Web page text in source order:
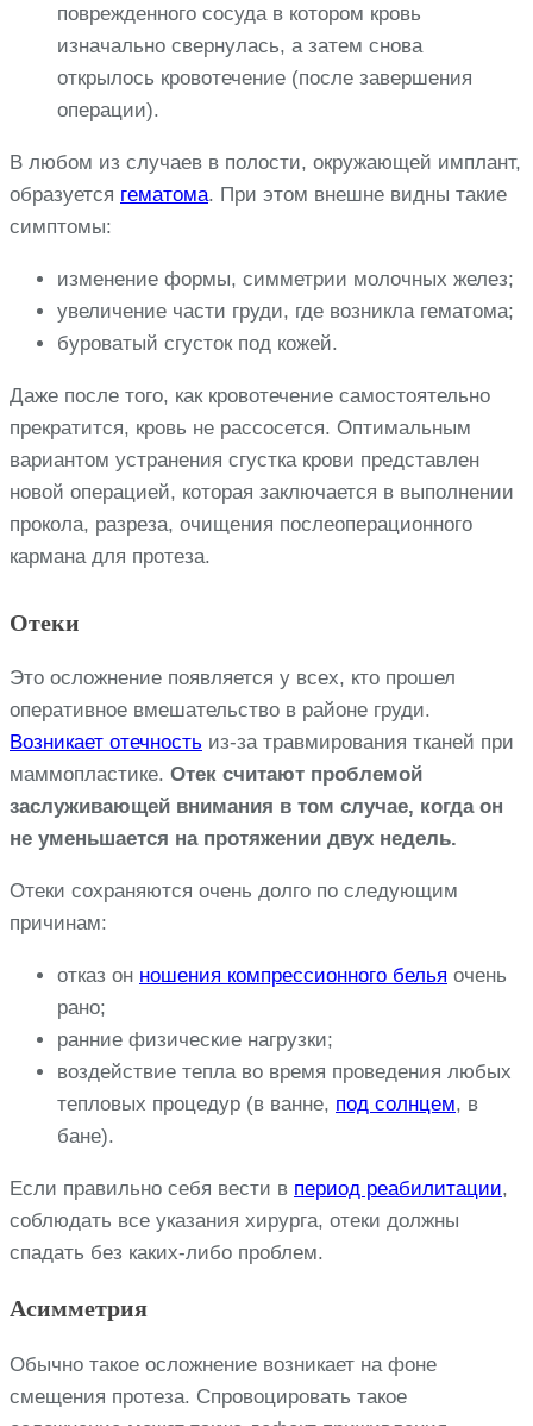
поврежденного сосуда в котором кровь
изначально свернулась, а затем снова
открылось кровотечение (после завершения
операции).
В любом из случаев в полости, окружающей имплант,
образуется гематома. При этом внешне видны такие
симптомы:
изменение формы, симметрии молочных желез;
увеличение части груди, где возникла гематома;
буроватый сгусток под кожей.
Даже после того, как кровотечение самостоятельно
прекратится, кровь не рассосется. Оптимальным
вариантом устранения сгустка крови представлен
новой операцией, которая заключается в выполнении
прокола, разреза, очищения послеоперационного
кармана для протеза.
Отеки
Это осложнение появляется у всех, кто прошел
оперативное вмешательство в районе груди.
Возникает отечность из-за травмирования тканей при
маммопластике. Отек считают проблемой
заслуживающей внимания в том случае, когда он
не уменьшается на протяжении двух недель.
Отеки сохраняются очень долго по следующим
причинам:
отказ он ношения компрессионного белья очень
рано;
ранние физические нагрузки;
воздействие тепла во время проведения любых
тепловых процедур (в ванне, под солнцем, в
бане).
Если правильно себя вести в период реабилитации,
соблюдать все указания хирурга, отеки должны
спадать без каких-либо проблем.
Асимметрия
Обычно такое осложнение возникает на фоне
смещения протеза. Спровоцировать такое